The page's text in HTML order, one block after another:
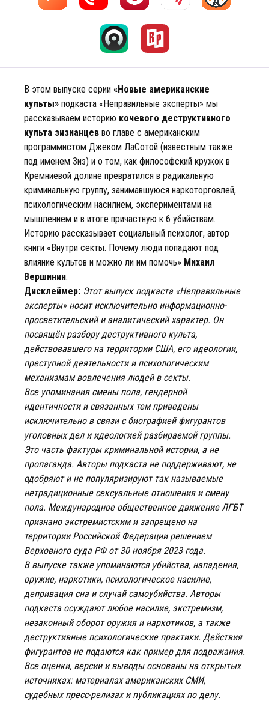
В этом выпуске серии «Новые американские
культы» подкаста «Неправильные эксперты» мы
рассказываем историю кочевого деструктивного
культа зизианцев во главе с американским
программистом Джеком ЛаСотой (известным также
под именем Зиз) и о том, как философский кружок в
Кремниевой долине превратился в радикальную
криминальную группу, занимавшуюся наркоторговлей,
психологическим насилием, экспериментами на
мышлением и в итоге причастную к 6 убийствам.
Историю рассказывает социальный психолог, автор
книги «Внутри секты. Почему люди попадают под
влияние культов и можно ли им помочь» Михаил
Вершинин.
Дисклеймер: Этот выпуск подкаста «Неправильные
эксперты» носит исключительно информационно-
просветительский и аналитический характер. Он
посвящён разбору деструктивного культа,
действовавшего на территории США, его идеологии,
преступной деятельности и психологическим
механизмам вовлечения людей в секты.
Все упоминания смены пола, гендерной
идентичности и связанных тем приведены
исключительно в связи с биографией фигурантов
уголовных дел и идеологией разбираемой группы.
Это часть фактуры криминальной истории, а не
пропаганда. Авторы подкаста не поддерживают, не
одобряют и не популяризируют так называемые
нетрадиционные сексуальные отношения и смену
пола. Международное общественное движение ЛГБТ
признано экстремистским и запрещено на
территории Российской Федерации решением
Верховного суда РФ от 30 ноября 2023 года.
В выпуске также упоминаются убийства, нападения,
оружие, наркотики, психологическое насилие,
депривация сна и случай самоубийства. Авторы
подкаста осуждают любое насилие, экстремизм,
незаконный оборот оружия и наркотиков, а также
деструктивные психологические практики. Действия
фигурантов не подаются как пример для подражания.
Все оценки, версии и выводы основаны на открытых
источниках: материалах американских СМИ,
судебных пресс-релизах и публикациях по делу.